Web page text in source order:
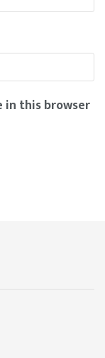
in this browser